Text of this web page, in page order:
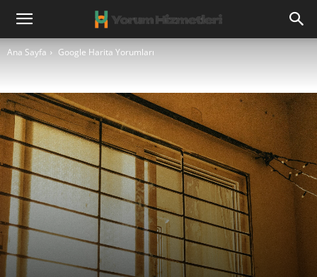
Ana Sayfa Google Harita Yorumları